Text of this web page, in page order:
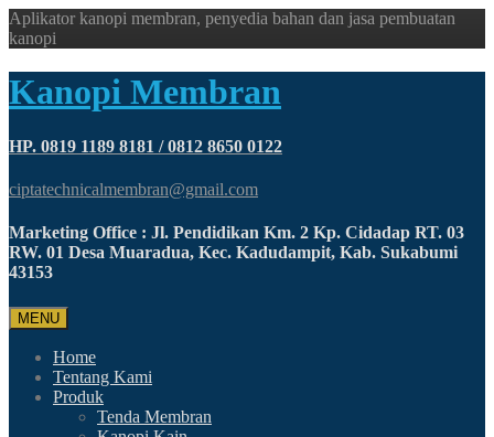
Aplikator kanopi membran, penyedia bahan dan jasa pembuatan
kanopi
Kanopi Membran
HP. 0819 1189 8181 / 0812 8650 0122
ciptatechnicalmembran@gmail.com
Marketing Office : Jl. Pendidikan Km. 2 Kp. Cidadap RT. 03
RW. 01 Desa Muaradua, Kec. Kadudampit, Kab. Sukabumi
43153
MENU
Home
Tentang Kami
Produk
Tenda Membran